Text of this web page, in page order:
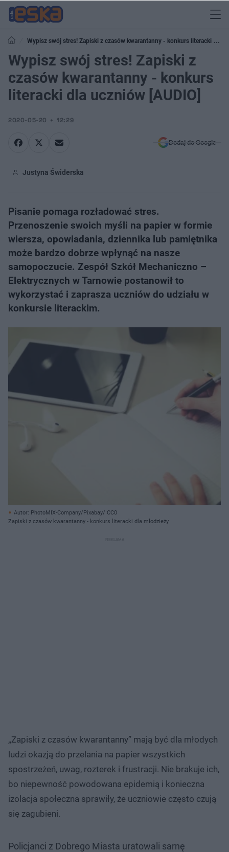
Wypisz swój stres! Zapiski z czasów kwarantanny - konkurs literacki dla
uczniów [AUDIO]
Wypisz swój stres! Zapiski z
czasów kwarantanny - konkurs
literacki dla uczniów [AUDIO]
2020-05-20 12:29
Dodaj do Google
Justyna Świderska
Pisanie pomaga rozładować stres.
Przenoszenie swoich myśli na papier w formie
wiersza, opowiadania, dziennika lub pamiętnika
może bardzo dobrze wpłynąć na nasze
samopoczucie. Zespół Szkół Mechaniczno –
Elektrycznych w Tarnowie postanowił to
wykorzystać i zaprasza uczniów do udziału w
konkursie literackim.
Autor: PhotoMIX-Company/Pixabay/ CC0
Zapiski z czasów kwarantanny - konkurs literacki dla młodzieży
„Zapiski z czasów kwarantanny” mają być dla młodych
ludzi okazją do przelania na papier wszystkich
spostrzeżeń, uwag, rozterek i frustracji. Nie brakuje ich,
bo niepewność powodowana epidemią i konieczna
izolacja społeczna sprawiły, że uczniowie często czują
się zagubieni.
Policjanci z Dobrego Miasta uratowali sarnę